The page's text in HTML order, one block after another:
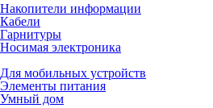
Накопители информации
Кабели
Гарнитуры
Носимая электроника
Для мобильных устройств
Элементы питания
Умный дом